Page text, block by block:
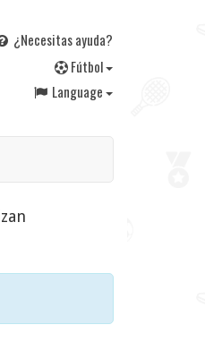
¿Necesitas ayuda?
Fútbol
Language